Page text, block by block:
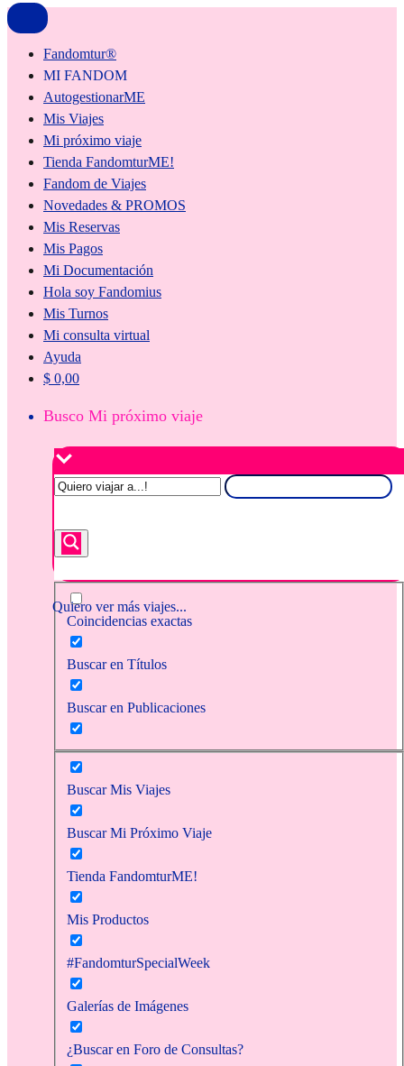
Fandomtur®
MI FANDOM
AutogestionarME
Mis Viajes
Mi próximo viaje
Tienda FandomturME!
Fandom de Viajes
Novedades & PROMOS
Mis Reservas
Mis Pagos
Mi Documentación
Hola soy Fandomius
Mis Turnos
Mi consulta virtual
Ayuda
$ 0,00
Busco Mi próximo viaje
Quiero ver más viajes...
Coincidencias exactas
Buscar en Títulos
Buscar en Publicaciones
Buscar Mis Viajes
Buscar Mi Próximo Viaje
Tienda FandomturME!
Mis Productos
#FandomturSpecialWeek
Galerías de Imágenes
¿Buscar en Foro de Consultas?